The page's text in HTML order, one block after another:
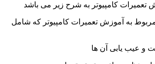
کامپیوتر به شرح زیر می باشد
مربوط به آموزش تعمیرات کامپیوتر که شامل
و عیب یابی آن ها